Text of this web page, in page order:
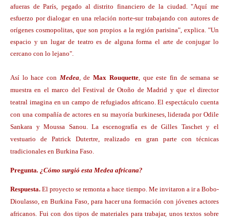
afueras de París, pegado al distrito financiero de la ciudad. "Aquí me
esfuerzo por dialogar en una relación norte-sur trabajando con autores de
orígenes cosmopolitas, que son propios a la región parisina", explica. "Un
espacio y un lugar de teatro es de alguna forma el arte de conjugar lo
cercano con lo lejano".
Así lo hace con Medea,deMax Rouquette, que este fin de semana se
muestra en el marco del Festival de Otoño de Madrid y que el director
teatral imagina en un campo de refugiados africano. El espectáculo cuenta
con una compañía de actores en su mayoría burkineses, liderada por Odile
Sankara y Moussa Sanou. La escenografía es de Gilles Taschet y el
vestuario de Patrick Dutertre, realizado en gran parte con técnicas
tradicionales en Burkina Faso.
Pregunta. ¿Cómo surgió esta Medea africana?
Respuesta. El proyecto se remonta a hace tiempo. Me invitaron a ir a Bobo-
Dioulasso, en Burkina Faso, para hacer una formación con jóvenes actores
africanos. Fui con dos tipos de materiales para trabajar, unos textos sobre